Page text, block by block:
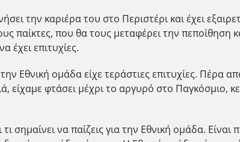
την καριέρα του στο Περιστέρι και έχει
παίκτες, που θα τους μεταφέρει την πεποίθηση
έχει επιτυχίες.
Εθνική ομάδα είχε τεράστιες επιτυχίες. Πέρα
είχαμε φτάσει μέχρι το αργυρό στο Παγκόσμιο,
σημαίνει να παίζεις για την Εθνική ομάδα.